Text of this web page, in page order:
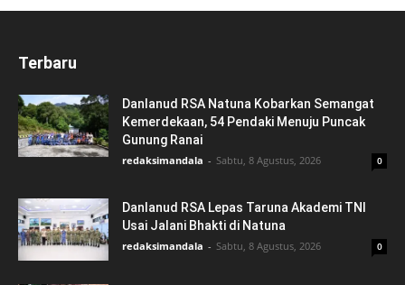
Terbaru
Danlanud RSA Natuna Kobarkan Semangat
Kemerdekaan, 54 Pendaki Menuju Puncak
Gunung Ranai
redaksimandala - Sabtu, 8 Agustus, 2026 0
Danlanud RSA Lepas Taruna Akademi TNI
Usai Jalani Bhakti di Natuna
redaksimandala - Sabtu, 8 Agustus, 2026 0